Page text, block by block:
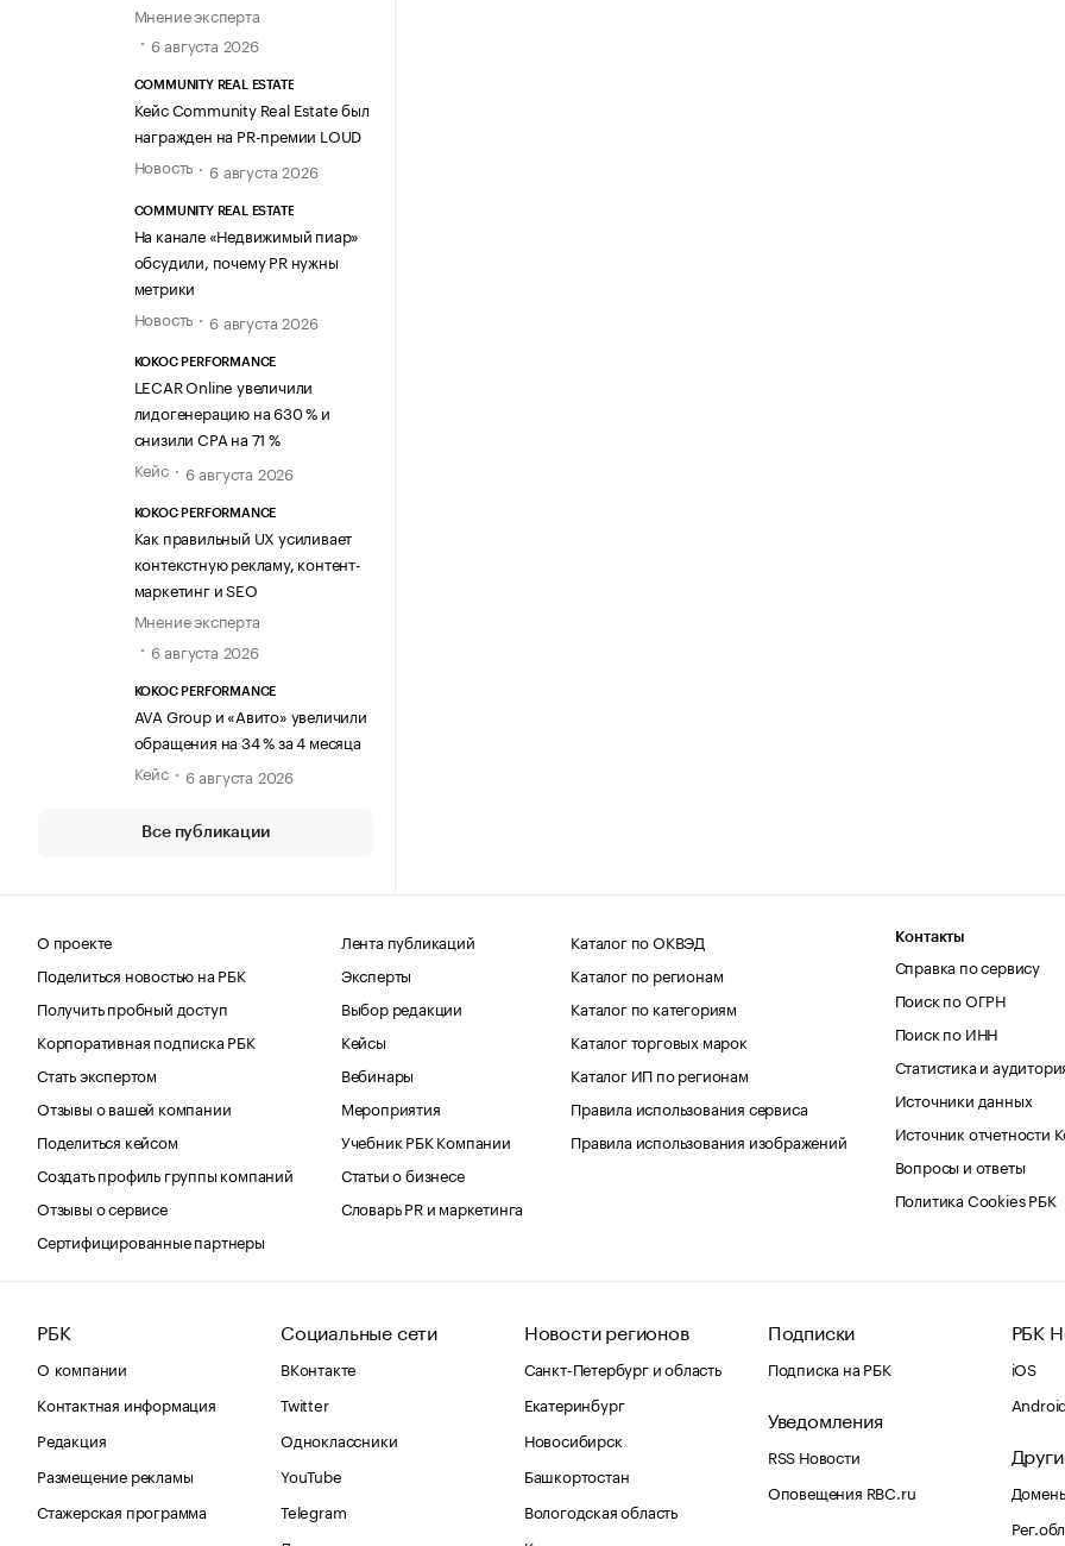
Мнение эксперта
6 августа 2026
COMMUNITY REAL ESTATE
Кейс Community Real Estate был
награжден на PR-премии LOUD
Новость
6 августа 2026
COMMUNITY REAL ESTATE
На канале «Недвижимый пиар»
обсудили, почему PR нужны
метрики
Новость
6 августа 2026
KOKOC PERFORMANCE
LECAR Online увеличили
лидогенерацию на 630 % и
снизили CPA на 71 %
Кейс
6 августа 2026
KOKOC PERFORMANCE
Как правильный UX усиливает
контекстную рекламу, контент-
маркетинг и SEO
Мнение эксперта
6 августа 2026
KOKOC PERFORMANCE
AVA Group и «Авито» увеличили
обращения на 34 % за 4 месяца
Кейс
6 августа 2026
Все публикации
О проекте
Поделиться новостью на РБК
Получить пробный доступ
Корпоративная подписка РБК
Стать экспертом
Отзывы о вашей компании
Поделиться кейсом
Создать профиль группы компаний
Отзывы о сервисе
Сертифицированные партнеры
Лента публикаций
Эксперты
Выбор редакции
Кейсы
Вебинары
Мероприятия
Учебник РБК Компании
Статьи о бизнесе
Словарь PR и маркетинга
Каталог по ОКВЭД
Каталог по регионам
Каталог по категориям
Каталог торговых марок
Каталог ИП по регионам
Правила использования сервиса
Правила использования изображений
Контакты
Справка по сервису
Поиск по ОГРН
Поиск по ИНН
Статистика и
Источники данных
Источник отчетности
Вопросы и ответы
Политика Cookies РБК
РБК
О компании
Контактная информация
Редакция
Размещение рекламы
Стажерская программа
Социальные сети
ВКонтакте
Twitter
Одноклассники
YouTube
Telegram
Новости регионов
Санкт-Петербург и область
Екатеринбург
Новосибирск
Башкортостан
Вологодская область
Подписки
Подписка на РБК
Уведомления
RSS Новости
Оповещения RBC.ru
РБК
iOS